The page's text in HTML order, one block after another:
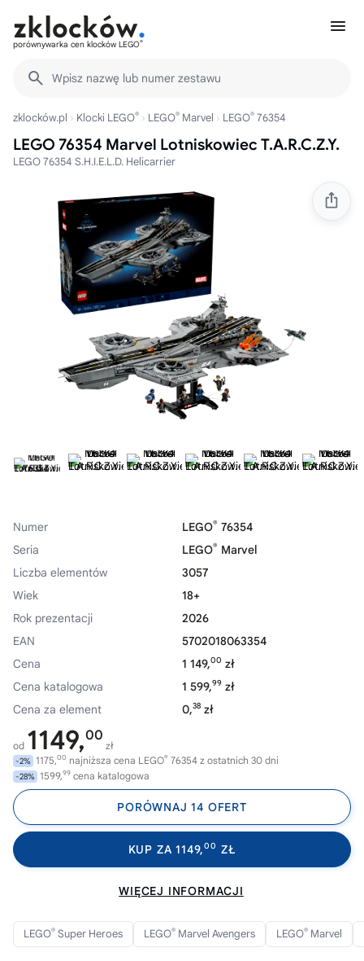
porównywarka cen klocków LEGO®
Wpisz nazwę lub numer zestawu
zklocków.pl Klocki LEGO® LEGO® Marvel LEGO® 76354
LEGO 76354 Marvel Lotniskowiec T.A.R.C.Z.Y.
LEGO 76354 S.H.I.E.L.D. Helicarrier
Numer LEGO® 76354
Seria
LEGO® Marvel
Liczba elementów
3057
Wiek
18+
Rok prezentacji
2026
EAN
5702018063354
Cena
1 149,00 zł
Cena katalogowa
1 599,99 zł
Cena za element
0,38 zł
od 1149,00
zł
-2% 1175,00 najniższa cena LEGO® 76354 z ostatnich 30 dni
-28% 1599,99 cena katalogowa
PORÓWNAJ 14 OFERT
KUP ZA 1149,00 ZŁ
WIĘCEJ INFORMACJI
LEGO® Super Heroes LEGO® Marvel Avengers LEGO® Marvel